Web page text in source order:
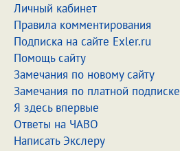
Личный кабинет
Правила комментирования
Подписка на сайте Exler.ru
Помощь сайту
Замечания по новому сайту
Замечания по платной подписке
Я здесь впервые
Ответы на ЧАВО
Написать Экслеру